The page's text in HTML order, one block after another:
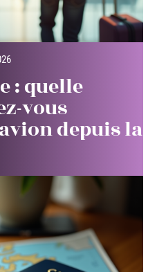
: quelle
vous
depuis la